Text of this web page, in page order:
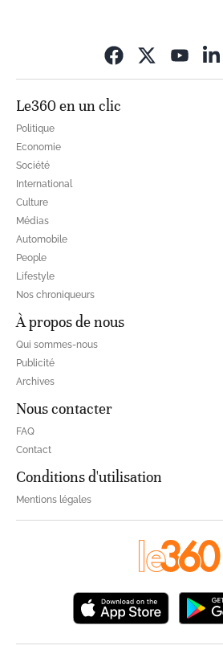
Le360 en un clic
Politique
Economie
Société
International
Culture
Médias
Automobile
People
Lifestyle
Nos chroniqueurs
À propos de nous
Qui sommes-nous
Publicité
Archives
Nous contacter
FAQ
Contact
Conditions d'utilisation
Mentions légales